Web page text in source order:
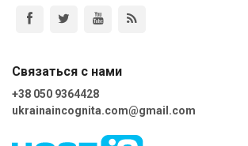
Связаться с нами
+38 050 9364428
ukrainaincognita.com@gmail.com